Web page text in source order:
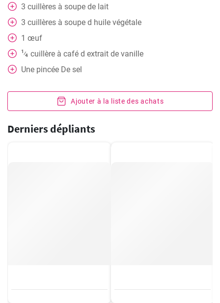
3 cuillères à soupe de lait
3 cuillères à soupe d huile végétale
1 œuf
1⁄4 cuillère à café d extrait de vanille
Une pincée De sel
Ajouter à la liste des achats
Derniers dépliants